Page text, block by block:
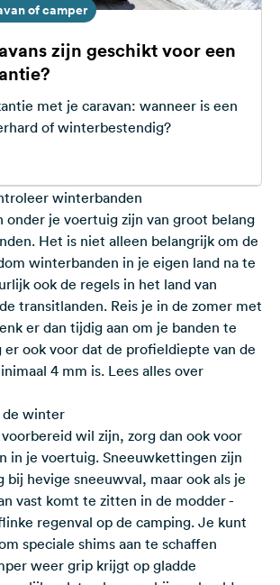
of camper
zijn geschikt voor een
met je caravan: wanneer is een
of winterbestendig?
winterbanden
onder je voertuig zijn van groot belang
Het is niet alleen belangrijk om de
winterbanden in je eigen land na te
ook de regels in het land van
transitlanden. Reis je in de zomer met
er dan tijdig aan om je banden te
er ook voor dat de profieldiepte van de
4 mm is. Lees alles over
de winter
wil zijn, zorg dan ook voor
in je voertuig. Sneeuwkettingen zijn
hevige sneeuwval, maar ook als je
vast komt te zitten in de modder -
regenval op de camping. Je kunt
speciale shims aan te schaffen
weer grip krijgt op gladde